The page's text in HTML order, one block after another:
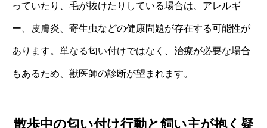
っていたり、毛が抜けたりしている場合は、アレルギ
ー、皮膚炎、寄生虫などの健康問題が存在する可能性が
あります。単なる匂い付けではなく、治療が必要な場合
もあるため、獣医師の診断が望まれます。
散歩中の匂い付け行動と飼い主が抱く疑